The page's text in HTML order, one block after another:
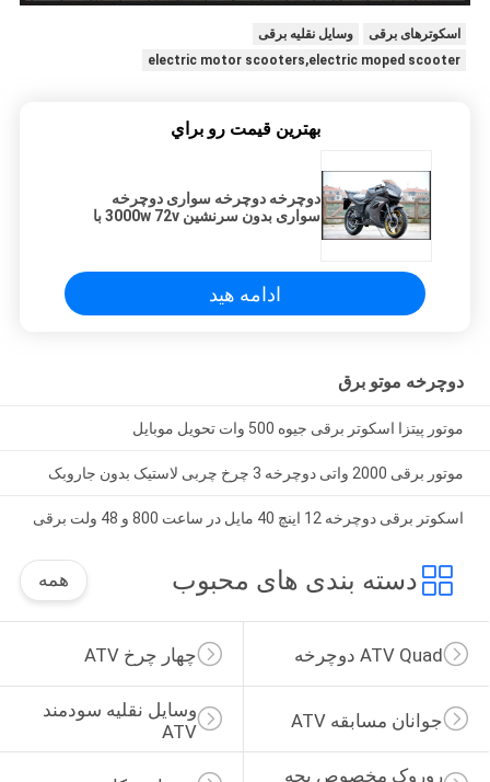
اسکوترهای برقی
وسایل نقلیه برقی
electric motor scooters,electric moped scooter
بهترين قيمت رو براي
دوچرخه دوچرخه سواری دوچرخه
سواری بدون سرنشین 3000w 72v با
ادامه هید
دوچرخه موتو برق
موتور پیتزا اسکوتر برقی جیوه 500 وات تحویل موبایل
موتور برقی 2000 واتی دوچرخه 3 چرخ چربی لاستیک بدون جاروبک
اسکوتر برقی دوچرخه 12 اینچ 40 مایل در ساعت 800 و 48 ولت برقی
دسته بندی های محبوب همه
چهار چرخ ATV ATV Quad دوچرخه
وسایل نقلیه سودمند
ATV
جوانان مسابقه ATV
روروک مخصوص بچه